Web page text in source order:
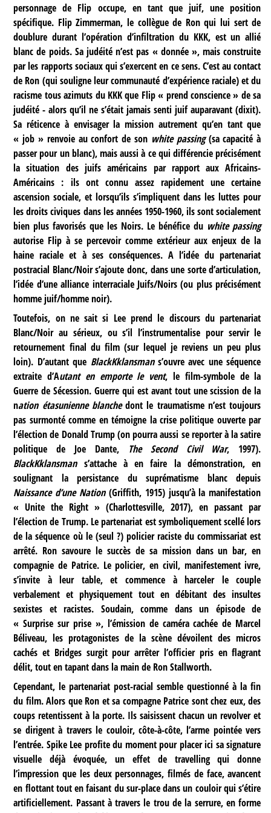
personnage de Flip occupe, en tant que juif, une position
spécifique. Flip Zimmerman, le collègue de Ron qui lui sert de
doublure durant l’opération d’infiltration du KKK, est un allié
blanc de poids. Sa judéité n’est pas « donnée », mais construite
par les rapports sociaux qui s’exercent en ce sens. C’est au contact
de Ron (qui souligne leur communauté d’expérience raciale) et du
racisme tous azimuts du KKK que Flip « prend conscience » de sa
judéité - alors qu’il ne s’était jamais senti juif auparavant (dixit).
Sa réticence à envisager la mission autrement qu’en tant que
« job » renvoie au confort de son white passing(sa capacité à
passer pour un blanc), mais aussi à ce qui différencie précisément
la situation des juifs américains par rapport aux Africains-
Américains : ils ont connu assez rapidement une certaine
ascension sociale, et lorsqu’ils s’impliquent dans les luttes pour
les droits civiques dans les années 1950-1960, ils sont socialement
bien plus favorisés que les Noirs. Le bénéfice du white passing
autorise Flip à se percevoir comme extérieur aux enjeux de la
haine raciale et à ses conséquences. A l’idée du partenariat
postracial Blanc/Noir s’ajoute donc, dans une sorte d’articulation,
l’idée d’une alliance interraciale Juifs/Noirs (ou plus précisément
homme juif/homme noir).
Toutefois, on ne sait si Lee prend le discours du partenariat
Blanc/Noir au sérieux, ou s’il l’instrumentalise pour servir le
retournement final du film (sur lequel je reviens un peu plus
loin). D’autant que BlackKklansmans’ouvre avec une séquence
extraite d’Autant en emporte le vent, le film-symbole de la
Guerre de Sécession. Guerre qui est avant tout une scission de la
nation étasunienne blanchedont le traumatisme n’est toujours
pas surmonté comme en témoigne la crise politique ouverte par
l’élection de Donald Trump (on pourra aussi se reporter à la satire
politique de Joe Dante,
The Second Civil War, 1997).
BlackKklansmans’attache à en faire la démonstration, en
soulignant la persistance du suprématisme blanc depuis
Naissance d’une Nation(Griffith, 1915) jusqu’à la manifestation
« Unite the Right » (Charlottesville, 2017), en passant par
l’élection de Trump. Le partenariat est symboliquement scellé lors
de la séquence où le (seul ?) policier raciste du commissariat est
arrêté. Ron savoure le succès de sa mission dans un bar, en
compagnie de Patrice. Le policier, en civil, manifestement ivre,
s’invite à leur table, et commence à harceler le couple
verbalement et physiquement tout en débitant des insultes
sexistes et racistes. Soudain, comme dans un épisode de
« Surprise sur prise », l’émission de caméra cachée de Marcel
Béliveau, les protagonistes de la scène dévoilent des micros
cachés et Bridges surgit pour arrêter l’officier pris en flagrant
délit, tout en tapant dans la main de Ron Stallworth.
Cependant, le partenariat post-racial semble questionné à la fin
du film. Alors que Ron et sa compagne Patrice sont chez eux, des
coups retentissent à la porte. Ils saisissent chacun un revolver et
se dirigent à travers le couloir, côte-à-côte, l’arme pointée vers
l’entrée. Spike Lee profite du moment pour placer ici sa signature
visuelle déjà évoquée, un effet de travelling qui donne
l’impression que les deux personnages, filmés de face, avancent
en flottant tout en faisant du sur-place dans un couloir qui s’étire
artificiellement. Passant à travers le trou de la serrure, en forme